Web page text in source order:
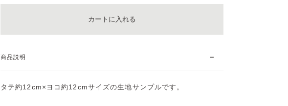
カートに入れる
商品説明
タテ約12cm×ヨコ約12cmサイズの生地サンプルです。